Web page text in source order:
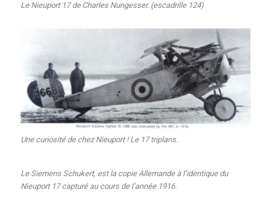
Le Nieuport 17 de Charles Nungesser. (escadrille 124)
Une curiosité de chez Nieuport ! Le 17 triplans.
Le Siemens Schukert, est la copie Allemande à l’identique du
Nieuport 17 capturé au cours de l’année 1916.